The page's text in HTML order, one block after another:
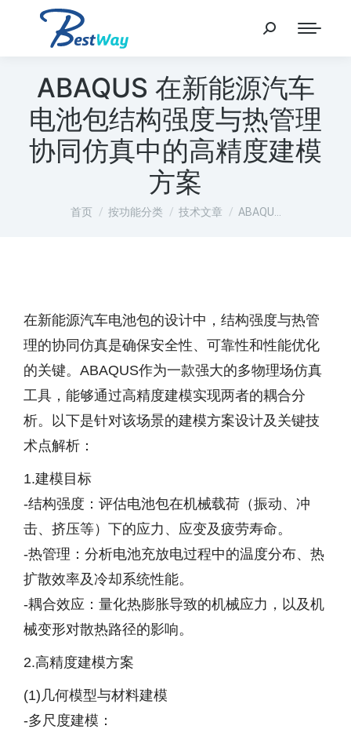
ABAQUS 在新能源汽车
电池包结构强度与热管理
协同仿真中的高精度建模
方案
您在这里：
首页 按功能分类 技术文章 ABAQU…
在新能源汽车电池包的设计中，结构强度与热管
理的协同仿真是确保安全性、可靠性和性能优化
的关键。ABAQUS作为一款强大的多物理场仿真
工具，能够通过高精度建模实现两者的耦合分
析。以下是针对该场景的建模方案设计及关键技
术点解析：
1.建模目标
-结构强度：评估电池包在机械载荷（振动、冲
击、挤压等）下的应力、应变及疲劳寿命。
-热管理：分析电池充放电过程中的温度分布、热
扩散效率及冷却系统性能。
-耦合效应：量化热膨胀导致的机械应力，以及机
械变形对散热路径的影响。
2.高精度建模方案
(1)几何模型与材料建模
-多尺度建模：